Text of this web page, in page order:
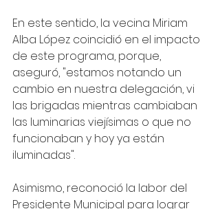
En este sentido, la vecina Miriam
Alba López coincidió en el impacto
de este programa, porque,
aseguró, "estamos notando un
cambio en nuestra delegación, vi
las brigadas mientras cambiaban
las luminarias viejísimas o que no
funcionaban y hoy ya están
iluminadas".
Asimismo, reconoció la labor del
Presidente Municipal para lograr